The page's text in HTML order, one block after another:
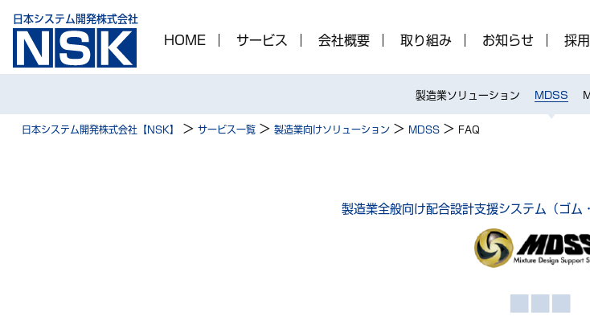
日本システム開発株式会社
HOME サービス 会社概要 取り組み お知らせ 採
製造業ソリューション MDSS
日本システム開発株式会社【NSK】 > サービス一覧> 製造業向けソリューション> MDSS> FAQ
製造業全般向け配合設計支援システム （ゴム